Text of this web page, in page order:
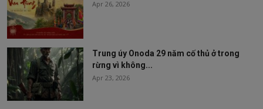
Apr 26, 2026
Trung úy Onoda 29 năm cố thủ ở trong
rừng vì không...
Apr 23, 2026